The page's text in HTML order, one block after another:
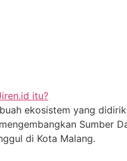
itu?
ekosistem yang
Sumber
di Kota Malang.